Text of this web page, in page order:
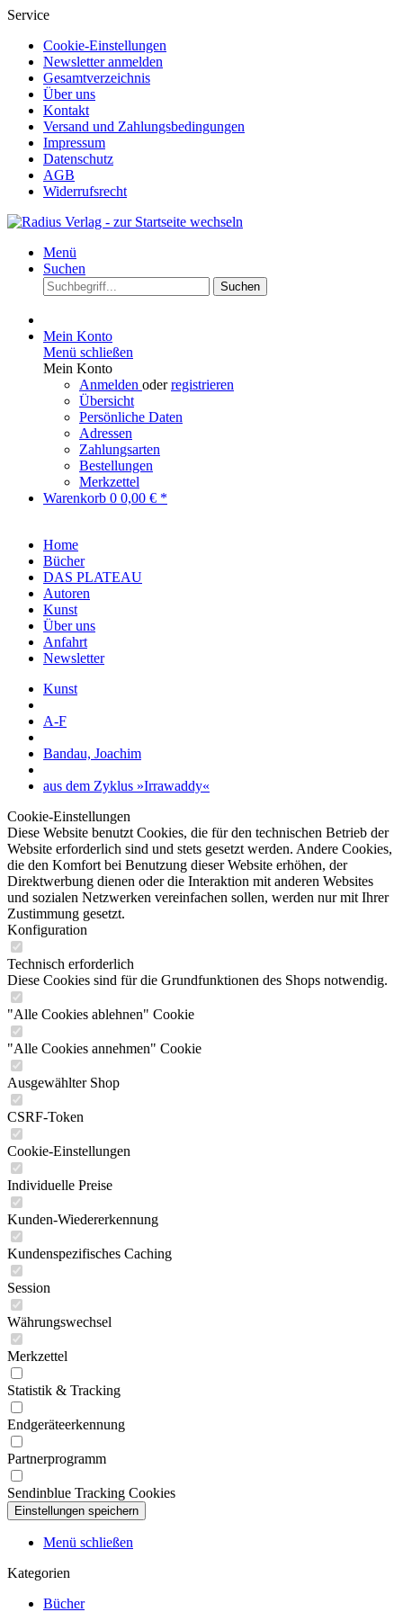
Service
Cookie-Einstellungen
Newsletter anmelden
Gesamtverzeichnis
Über uns
Kontakt
Versand und Zahlungsbedingungen
Impressum
Datenschutz
AGB
Widerrufsrecht
Menü
Suchen
Suchen
Mein Konto
Menü schließen
Mein Konto
Anmelden oderregistrieren
Übersicht
Persönliche Daten
Adressen
Zahlungsarten
Bestellungen
Merkzettel
Warenkorb 0 0,00 € *
Home
Bücher
DAS PLATEAU
Autoren
Kunst
Über uns
Anfahrt
Newsletter
Kunst
A-F
Bandau, Joachim
aus dem Zyklus »Irrawaddy«
Cookie-Einstellungen
Diese Website benutzt Cookies, die für den technischen Betrieb der
Website erforderlich sind und stets gesetzt werden. Andere Cookies,
die den Komfort bei Benutzung dieser Website erhöhen, der
Direktwerbung dienen oder die Interaktion mit anderen Websites
und sozialen Netzwerken vereinfachen sollen, werden nur mit Ihrer
Zustimmung gesetzt.
Konfiguration
Technisch erforderlich
Diese Cookies sind für die Grundfunktionen des Shops notwendig.
"Alle Cookies ablehnen" Cookie
"Alle Cookies annehmen" Cookie
Ausgewählter Shop
CSRF-Token
Cookie-Einstellungen
Individuelle Preise
Kunden-Wiedererkennung
Kundenspezifisches Caching
Session
Währungswechsel
Merkzettel
Statistik & Tracking
Endgeräteerkennung
Partnerprogramm
Sendinblue Tracking Cookies
Menü schließen
Kategorien
Bücher